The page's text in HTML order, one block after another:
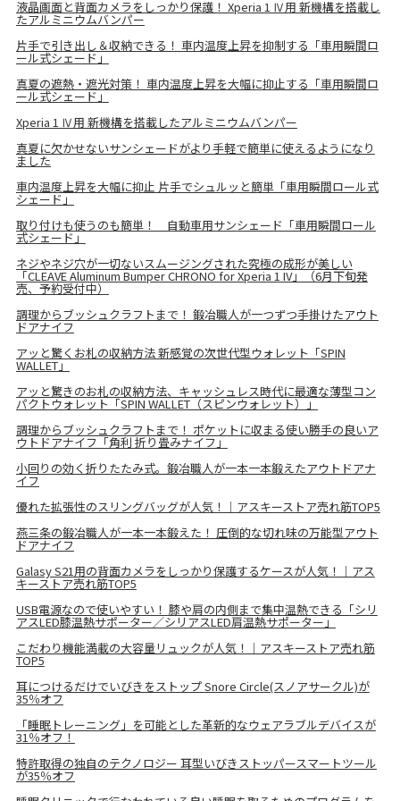
液晶画面と背面カメラをしっかり保護！ Xperia 1 Ⅳ用 新機構を搭載し
たアルミニウムバンパー
片手で引き出し＆収納できる！ 車内温度上昇を抑制する「車用瞬間ロ
ール式シェード」
真夏の遮熱・遮光対策！ 車内温度上昇を大幅に抑止する「車用瞬間ロ
ール式シェード」
Xperia 1 Ⅳ用 新機構を搭載したアルミニウムバンパー
真夏に欠かせないサンシェードがより手軽で簡単に使えるようになり
ました
車内温度上昇を大幅に抑止 片手でシュルッと簡単「車用瞬間ロール式
シェード」
取り付けも使うのも簡単！ 自動車用サンシェード「車用瞬間ロール
式シェード」
ネジやネジ穴が一切ないスムージングされた究極の成形が美しい
「CLEAVE Aluminum Bumper CHRONO for Xperia 1 IV」（6月下旬発
売、予約受付中）
調理からブッシュクラフトまで！ 鍛冶職人が一つずつ手掛けたアウト
ドアナイフ
アッと驚くお札の収納方法 新感覚の次世代型ウォレット「SPIN
WALLET」
アッと驚きのお札の収納方法、キャッシュレス時代に最適な薄型コン
パクトウォレット「SPIN WALLET（スピンウォレット）」
調理からブッシュクラフトまで！ ポケットに収まる使い勝手の良いア
ウトドアナイフ「角利 折り畳みナイフ」
小回りの効く折りたたみ式。鍛冶職人が一本一本鍛えたアウトドアナ
イフ
優れた拡張性のスリングバッグが人気！｜アスキーストア売れ筋TOP5
燕三条の鍛冶職人が一本一本鍛えた！ 圧倒的な切れ味の万能型アウト
ドアナイフ
Galasy S21用の背面カメラをしっかり保護するケースが人気！｜アス
キーストア売れ筋TOP5
USB電源なので使いやすい！ 膝や肩の内側まで集中温熱できる「シリ
アスLED膝温熱サポーター／シリアスLED肩温熱サポーター」
こだわり機能満載の大容量リュックが人気！｜アスキーストア売れ筋
TOP5
耳につけるだけでいびきをストップ Snore Circle(スノアサークル)が
35％オフ
「睡眠トレーニング」を可能とした革新的なウェアラブルデバイスが
31％オフ！
特許取得の独自のテクノロジー 耳型いびきストッパースマートツール
が35％オフ